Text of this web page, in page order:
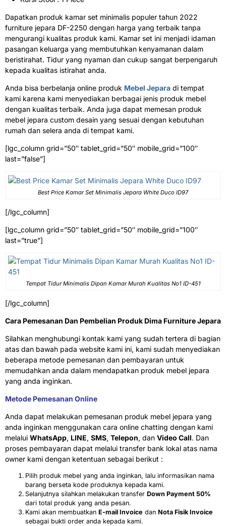
Dapatkan produk kamar set minimalis populer tahun 2022
furniture jepara DF-2250 dengan harga yang terbaik tanpa
mengurangi kualitas produk kami. Kamar set ini menjadi idaman
pasangan keluarga yang membutuhkan kenyamanan dalam
beristirahat. Tidur yang nyaman dan cukup sangat berpengaruh
kepada kualitas istirahat anda.
Anda bisa berbelanja online produk Mebel Jepara di tempat
kami karena kami menyediakan berbagai jenis produk mebel
dengan kualitas terbaik. Anda juga dapat memesan produk
mebel jepara custom desain yang sesuai dengan kebutuhan
rumah dan selera anda di tempat kami.
[lgc_column grid=”50″ tablet_grid=”50″ mobile_grid=”100″
last=”false”]
Best Price Kamar Set Minimalis Jepara White Duco ID97
[/lgc_column]
[lgc_column grid=”50″ tablet_grid=”50″ mobile_grid=”100″
last=”true”]
Tempat Tidur Minimalis Dipan Kamar Murah Kualitas No1 ID-451
[/lgc_column]
Cara Pemesanan Dan Pembelian Produk Dima Furniture Jepara
Silahkan menghubungi kontak kami yang sudah tertera di bagian
atas dan bawah pada website kami ini, kami sudah menyediakan
beberapa metode pemesanan dan pembayaran untuk
memudahkan anda dalam mendapatkan produk mebel jepara
yang anda inginkan.
Metode Pemesanan Online
Anda dapat melakukan pemesanan produk mebel jepara yang
anda inginkan menggunakan cara online chatting dengan kami
melalui WhatsApp, LINE, SMS, Telepon, dan Video Call. Dan
proses pembayaran dapat melalui transfer bank lokal atas nama
owner kami dengan ketentuan sebagai berikut :
Pilih produk mebel yang anda inginkan, lalu informasikan nama
barang berseta kode produknya kepada kami.
Selanjutnya silahkan melakukan transfer Down Payment 50%
dari total produk yang anda pesan.
Kami akan membuatkan E-mail Invoice dan Nota Fisik Invoice
sebagai bukti order anda kepada kami.